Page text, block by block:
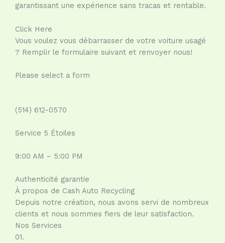
garantissant une expérience sans tracas et rentable.
Click Here
Vous voulez vous débarrasser de votre voiture usagé
? Remplir le formulaire suivant et renvoyer nous!
Please select a form
(514) 612-0570
Service 5 Étoiles
9:00 AM – 5:00 PM
Authenticité garantie
À propos de Cash Auto Recycling
Depuis notre création, nous avons servi de nombreux
clients et nous sommes fiers de leur satisfaction.
Nos Services
01.